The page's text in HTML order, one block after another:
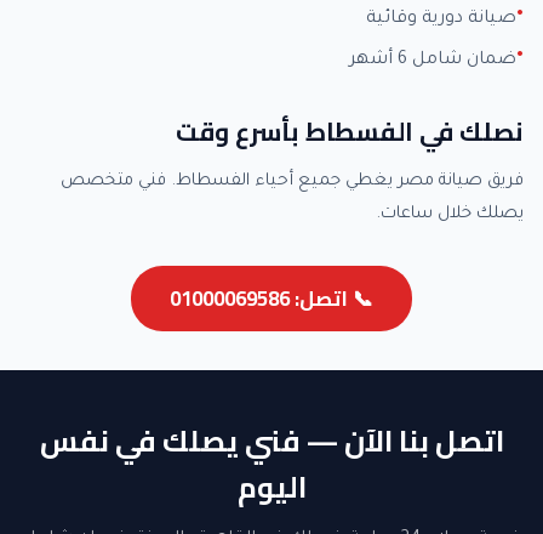
صيانة دورية وقائية
ضمان شامل 6 أشهر
نصلك في الفسطاط بأسرع وقت
فريق صيانة مصر يغطي جميع أحياء الفسطاط. فني متخصص
يصلك خلال ساعات.
📞 اتصل: 01000069586
اتصل بنا الآن — فني يصلك في نفس
اليوم